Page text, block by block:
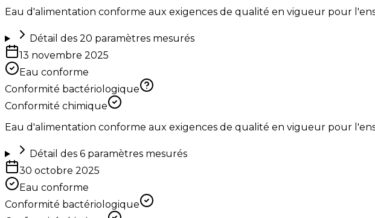
Eau d'alimentation conforme aux exigences de qualité en vigueur pour
Détail des 20 paramètres mesurés
13 novembre 2025
Eau conforme
Conformité bactériologique
Conformité chimique
Eau d'alimentation conforme aux exigences de qualité en vigueur pour
Détail des 6paramètres mesurés
30 octobre 2025
Eau conforme
Conformité bactériologique